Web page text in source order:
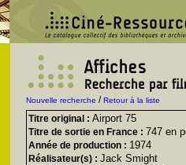
Nouvelle recherche /Retour à la liste
Titre original : Airport 75
Titre de sortie en France : 747 en
Année de production : 1974
Réalisateur(s) : Jack Smight